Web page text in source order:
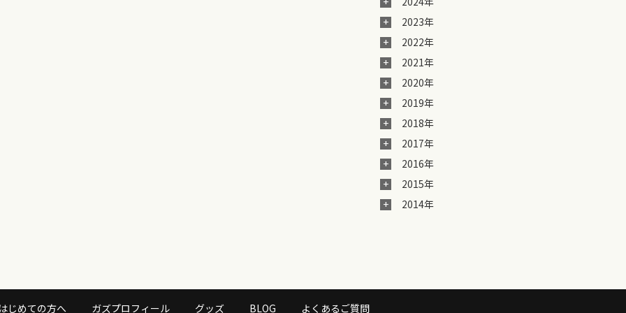
2023年
2022年
2021年
2020年
2019年
2018年
2017年
2016年
2015年
2014年
じめての方へ ガズプロフィール グッズ BLOG よくあるご質問